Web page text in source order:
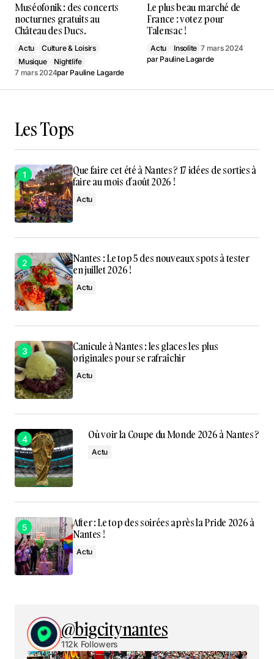
Muséofonik : des concerts
nocturnes gratuits au
Château des Ducs.
Actu
Culture & Loisirs
Musique
Nightlife
7 mars 2024par Pauline Lagarde
Le plus beau marché de
France : votez pour
Talensac !
Actu Insolite 7 mars 2024
par Pauline Lagarde
Les Tops
Que faire cet été à Nantes ? 17 idées de sorties à
faire au mois d’août 2026 !
Actu
Nantes : Le top 5 des nouveaux spots à tester
en juillet 2026 !
Actu
Canicule à Nantes : les glaces les plus
originales pour se rafraîchir
Actu
Où voir la Coupe du Monde 2026 à Nantes ?
Actu
After : Le top des soirées après la Pride 2026 à
Nantes !
Actu
@bigcitynantes
112k Followers